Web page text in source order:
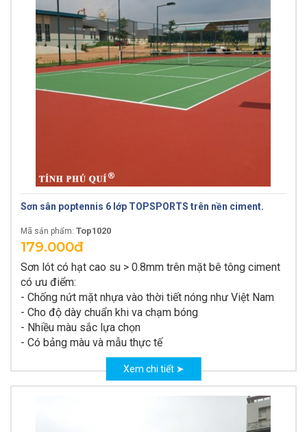
Sơn sân poptennis 6 lớp TOPSPORTS trên nền ciment.
Mã sản phẩm: Top1020
179.000đ
Sơn lót có hạt cao su > 0.8mm trên mặt bê tông ciment
có ưu điểm:
- Chống nứt mặt nhựa vào thời tiết nóng như Việt Nam
- Cho độ dày chuẩn khi va chạm bóng
- Nhiều màu sắc lựa chọn
- Có bảng màu và mẫu thực tế
Xem chi tiết ➤